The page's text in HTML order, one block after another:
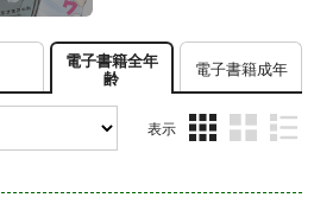
電子書籍全年
齢 電子書籍成年
表示
ム
ム
ム